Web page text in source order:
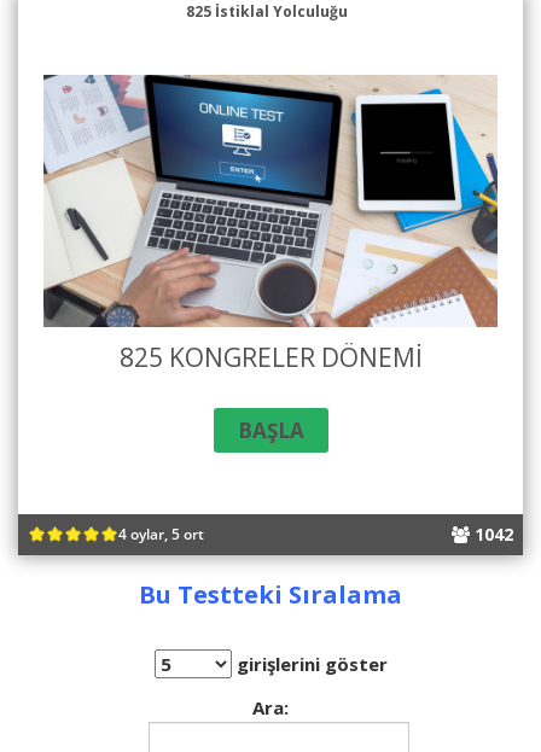
4 oylar, 5 ort 1042
825 İstiklal Yolculuğu
825 KONGRELER DÖNEMI
Bu Testteki Sıralama
girişlerini göster
Ara: